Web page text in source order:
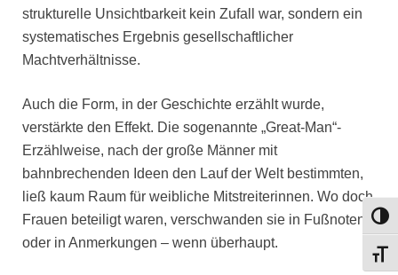
strukturelle Unsichtbarkeit kein Zufall war, sondern ein
systematisches Ergebnis gesellschaftlicher
Machtverhältnisse.
Auch die Form, in der Geschichte erzählt wurde,
verstärkte den Effekt. Die sogenannte „Great-Man“-
Erzählweise, nach der große Männer mit
bahnbrechenden Ideen den Lauf der Welt bestimmten,
ließ kaum Raum für weibliche Mitstreiterinnen. Wo doch
Frauen beteiligt waren, verschwanden sie in Fußnoten
oder in Anmerkungen – wenn überhaupt.